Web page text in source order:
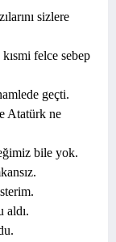
sizlere
felce sebep
geçti.
Atatürk ne
bile yok.
aldı.